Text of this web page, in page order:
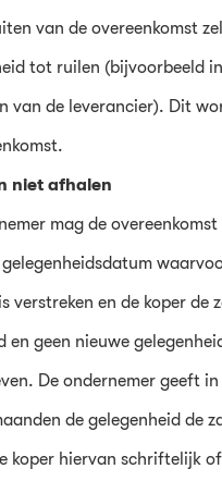
van de overeenkomst
tot ruilen (bijvoorbeeld
van de leverancier). Dit
niet afhalen
mag de
verstreken en de koper de
en geen nieuwe
De ondernemer geeft
de gelegenheid de
koper hiervan schriftelijk